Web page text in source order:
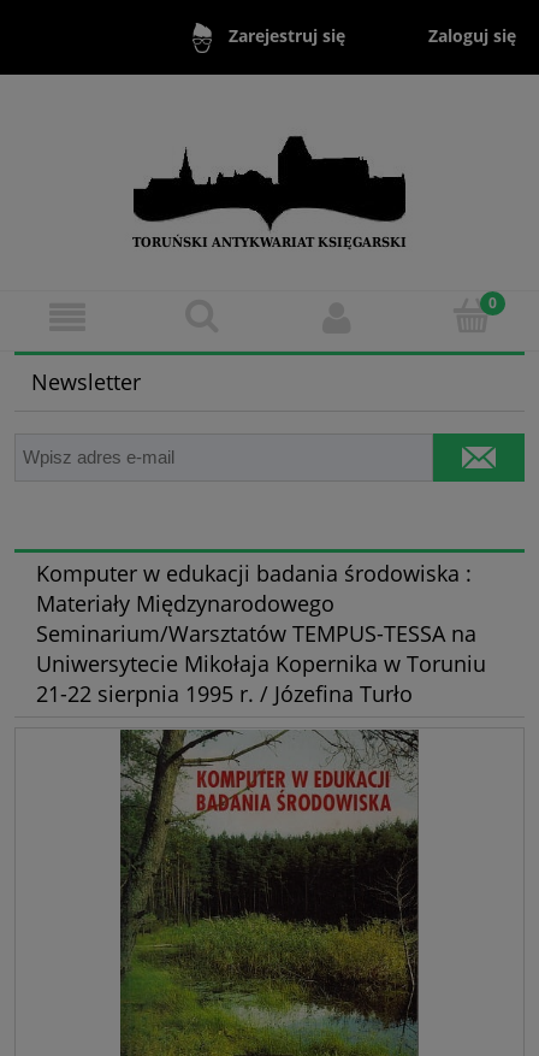
Zarejestruj się Zaloguj się
Newsletter
Komputer w edukacji badania środowiska :
Materiały Międzynarodowego
Seminarium/Warsztatów TEMPUS-TESSA na
Uniwersytecie Mikołaja Kopernika w Toruniu
21-22 sierpnia 1995 r. / Józefina Turło